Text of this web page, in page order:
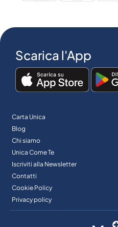
Scarica l'App
Carta Unica
Blog
Chi siamo
Unica Come Te
Iscriviti alla Newsletter
Contatti
Cookie Policy
Privacy policy